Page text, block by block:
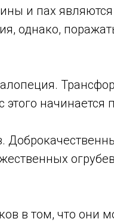
и пах
однако,
начинается
в том, что они